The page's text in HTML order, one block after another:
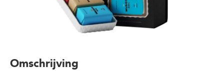
Omschrijving